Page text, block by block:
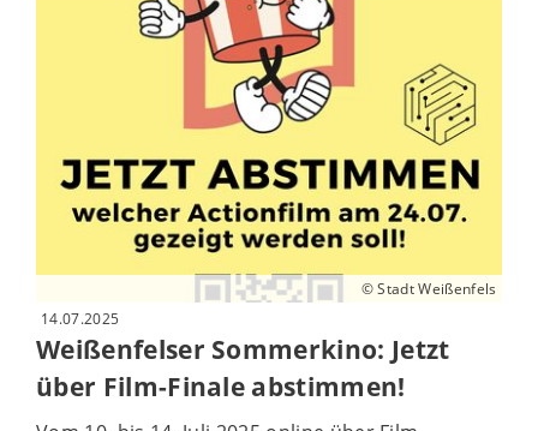
© Stadt Weißenfels
14.07.2025
Weißenfelser Sommerkino: Jetzt
über Film-Finale abstimmen!